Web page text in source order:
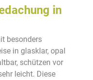
in
besonders
in glasklar, opal
schützen vor
leicht. Diese